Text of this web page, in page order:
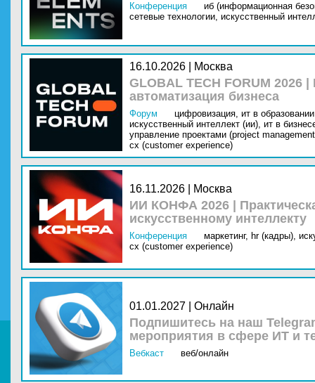
Конференция
иб (информационная
сетевые технологии, искусственный
16.10.2026 | Москва
GLOBAL TECH FORUM
автоматизация бизнеса
Форум цифровизация, ит в
искусственный интеллект (ии), ит в
управление проектами (project
cx (customer experience)
16.11.2026 | Москва
ИИ КОНФА 2026 |
искусственному интеллекту
Конференция маркетинг, hr (кадры),
cx (customer experience)
01.01.2027 | Онлайн
Подпишитесь на наш
мероприятия в сфере ИТ и
Вебкаст веб/онлайн